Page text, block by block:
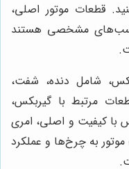
قطعات موتور اصلی،
مشخصی هستند
شامل دنده، شفت،
مرتبط با گیربکس،
با کیفیت و اصلی، امری
به چرخ‌ها و عملکرد